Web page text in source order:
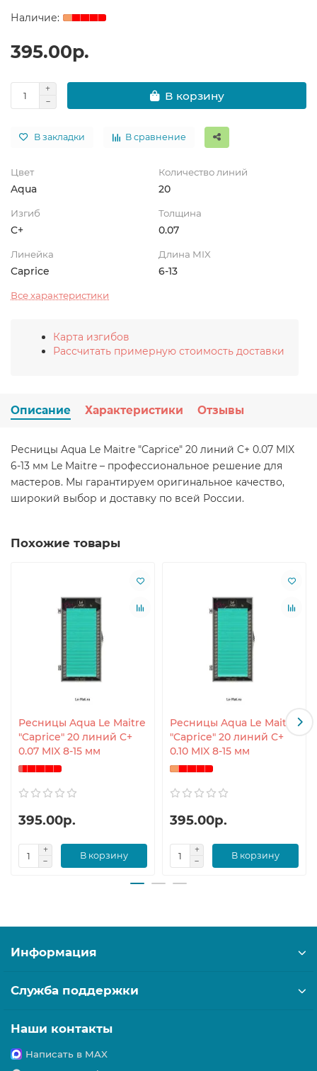
395.00р.
В корзину
В закладки В сравнение
Цвет
Aqua
Количество линий
20
Изгиб
C+
Толщина
0.07
Линейка
Caprice
Длина MIX
6-13
Все характеристики
Карта изгибов
Рассчитать примерную стоимость доставки
Описание Характеристики Отзывы
Ресницы Aqua Le Maitre "Caprice" 20 линий C+ 0.07 MIX
6-13 мм Le Maitre – профессиональное решение для
мастеров. Мы гарантируем оригинальное качество,
широкий выбор и доставку по всей России.
Похожие товары
Ресницы Aqua Le Maitre
"Caprice" 20 линий C+
0.07 MIX 8-15 мм
395.00р.
В корзину
Ресницы Aqua Le Maitre
"Caprice" 20 линий C+
0.10 MIX 8-15 мм
395.00р.
В корзину
Информация
Служба поддержки
Наши контакты
Написать в MAX